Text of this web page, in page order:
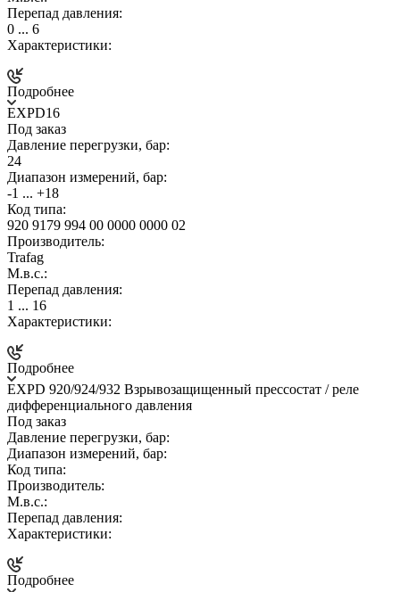
Перепад давления:
0 ... 6
Характеристики:
Подробнее
EXPD16
Под заказ
Давление перегрузки, бар:
24
Диапазон измерений, бар:
-1 ... +18
Код типа:
920 9179 994 00 0000 0000 02
Производитель:
Trafag
М.в.с.:
Перепад давления:
1 ... 16
Характеристики:
Подробнее
EXPD 920/924/932 Взрывозащищенный прессостат / реле
дифференциального давления
Под заказ
Давление перегрузки, бар:
Диапазон измерений, бар:
Код типа:
Производитель:
М.в.с.:
Перепад давления:
Характеристики:
Подробнее